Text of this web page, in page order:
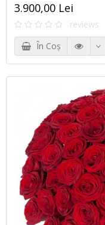
3.900,00 Lei
reviews
În Coş